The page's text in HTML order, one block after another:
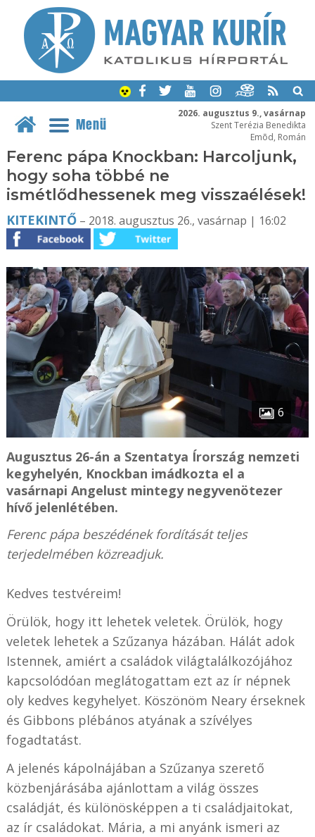
2026. augusztus 9., vasárnap
Szent Terézia Benedikta
Emõd, Román
Menü
Ferenc pápa Knockban: Harcoljunk,
hogy soha többé ne
ismétlődhessenek meg visszaélések!
KITEKINTŐ– 2018. augusztus 26., vasárnap | 16:02
6
Augusztus 26-án a Szentatya Írország nemzeti
kegyhelyén, Knockban imádkozta el a
vasárnapi Angelust mintegy negyvenötezer
hívő jelenlétében.
Ferenc pápa beszédének fordítását teljes
terjedelmében közreadjuk.
Kedves testvéreim!
Örülök, hogy itt lehetek veletek. Örülök, hogy
veletek lehetek a Szűzanya házában. Hálát adok
Istennek, amiért a családok világtalálkozójához
kapcsolódóan meglátogattam ezt az ír népnek
oly kedves kegyhelyet. Köszönöm Neary érseknek
és Gibbons plébános atyának a szívélyes
fogadtatást.
A jelenés kápolnájában a Szűzanya szerető
közbenjárásába ajánlottam a világ összes
családját, és különösképpen a ti családjaitokat,
az ír családokat. Mária, a mi anyánk ismeri az